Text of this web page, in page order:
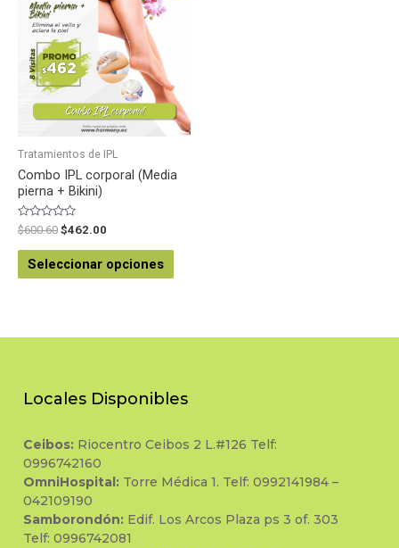
Tratamientos de IPL
Combo IPL corporal (Media
pierna + Bikini)
Valorado
en
0
de
$600.60 $462.00
Seleccionar opciones
Locales Disponibles
Ceibos: Riocentro Ceibos 2 L.#126 Telf:
0996742160
OmniHospital: Torre Médica 1. Telf: 0992141984 –
042109190
Samborondón: Edif. Los Arcos Plaza ps 3 of. 303
Telf: 0996742081